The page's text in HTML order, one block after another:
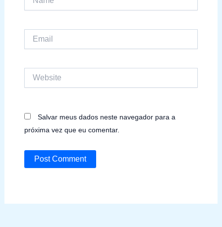
Email
Website
Salvar meus dados neste navegador para a
próxima vez que eu comentar.